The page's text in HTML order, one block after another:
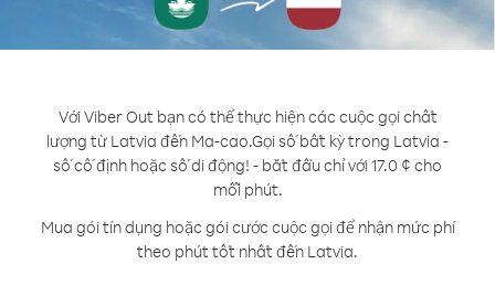
Với Viber Out bạn có thể thực hiện các cuộc gọi chất
lượng từ Latvia đến Ma-cao.Gọi số bất kỳ trong Latvia -
số cố định hoặc số di động! - bắt đầu chỉ với 17.0 ¢ cho
mỗi phút.
Mua gói tín dụng hoặc gói cước cuộc gọi để nhận mức phí
theo phút tốt nhất đến Latvia.